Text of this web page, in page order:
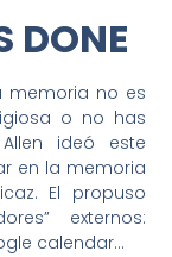
DONE
memoria no es
o no has
ideó este
en la memoria
El propuso
externos:
calendar…